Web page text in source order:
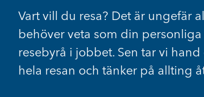
Vart vill du resa? Det är ungefär
behöver veta som din personliga
resebyrå i jobbet. Sen tar vi hand
hela resan och tänker på allting